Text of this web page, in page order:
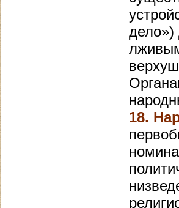
дело»)
18.